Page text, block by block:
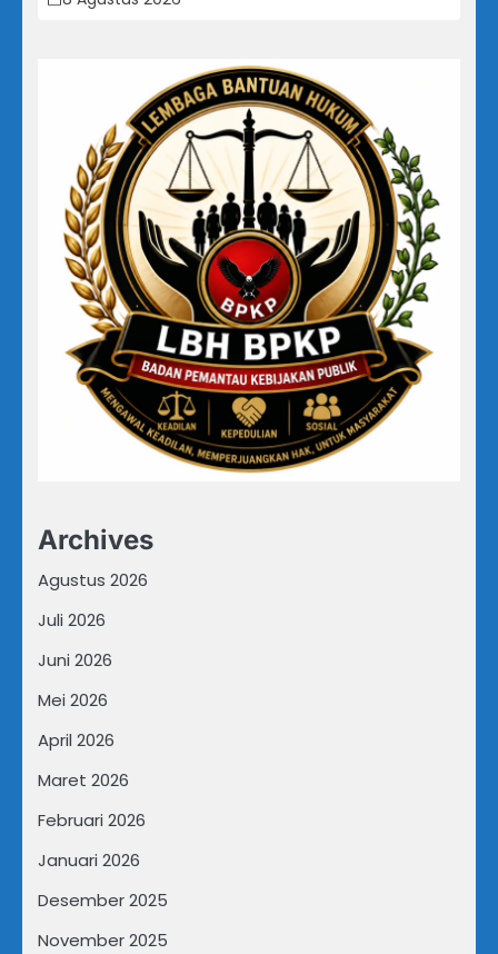
Archives
Agustus 2026
Juli 2026
Juni 2026
Mei 2026
April 2026
Maret 2026
Februari 2026
Januari 2026
Desember 2025
November 2025